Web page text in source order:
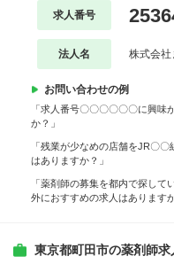
求人番号
法人名 株式会
お問い合わせの例
「求人番号〇〇〇〇〇〇に興
か？」
「残業が少なめの店舗をJR〇
はありますか？」
「薬剤師の募集を都内で探し
外におすすめの求人はあります
東京都町田市の薬剤師